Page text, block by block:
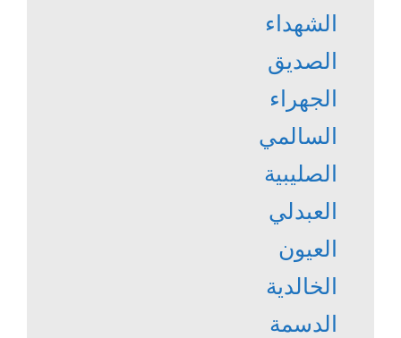
الشهداء
الصديق
الجهراء
السالمي
الصليبية
العبدلي
العيون
الخالدية
الدسمة